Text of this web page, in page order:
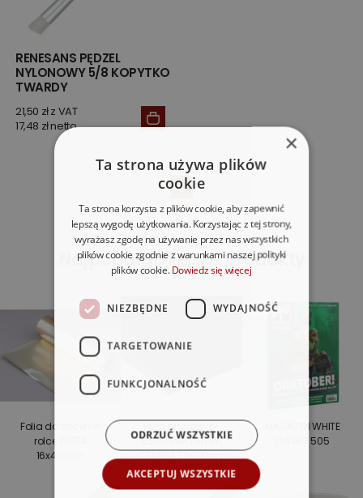
RENESANS PĘDZEL
NYLONOWY 5/8 KOPYTKO
TWARDY
21,50 zł z VAT
17,48 zł netto
1
Najpopularniejsze produkty
Folia do złoceń w
rolce ZŁOTA
16x400cm
Płyta piankowo-
kartonowa 5mm
CZARNA 70x100cm
MAGAZYN WHITE
DWARF 505
×
Ta strona używa plików
cookie
Ta strona korzysta z plików cookie, aby zapewnić
lepszą wygodę użytkowania. Korzystając z tej strony,
wyrażasz zgodę na używanie przez nas wszystkich
plików cookie zgodnie z warunkami naszej polityki
plików cookie. Dowiedz się więcej
NIEZBĘDNE WYDAJNOŚĆ
TARGETOWANIE
FUNKCJONALNOŚĆ
AKCEPTUJ WSZYSTKIE
ODRZUĆ WSZYSTKIE